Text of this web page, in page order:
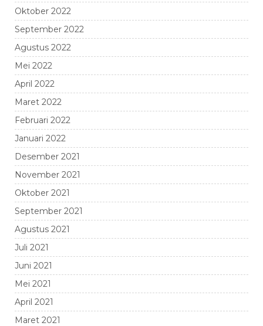
Oktober 2022
September 2022
Agustus 2022
Mei 2022
April 2022
Maret 2022
Februari 2022
Januari 2022
Desember 2021
November 2021
Oktober 2021
September 2021
Agustus 2021
Juli 2021
Juni 2021
Mei 2021
April 2021
Maret 2021